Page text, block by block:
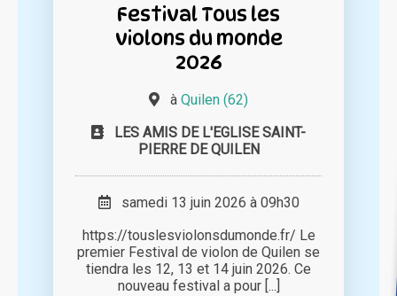
Festival Tous les
violons du monde
2026
à Quilen (62)
LES AMIS DE L'EGLISE SAINT-
PIERRE DE QUILEN
samedi 13 juin 2026 à 09h30
https://touslesviolonsdumonde.fr/ Le
premier Festival de violon de Quilen se
tiendra les 12, 13 et 14 juin 2026. Ce
nouveau festival a pour [...]